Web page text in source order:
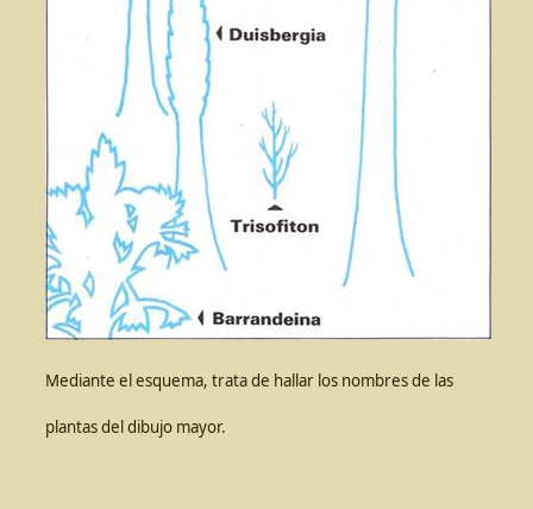
Mediante el esquema, trata de hallar los nombres de las
plantas del dibujo mayor.